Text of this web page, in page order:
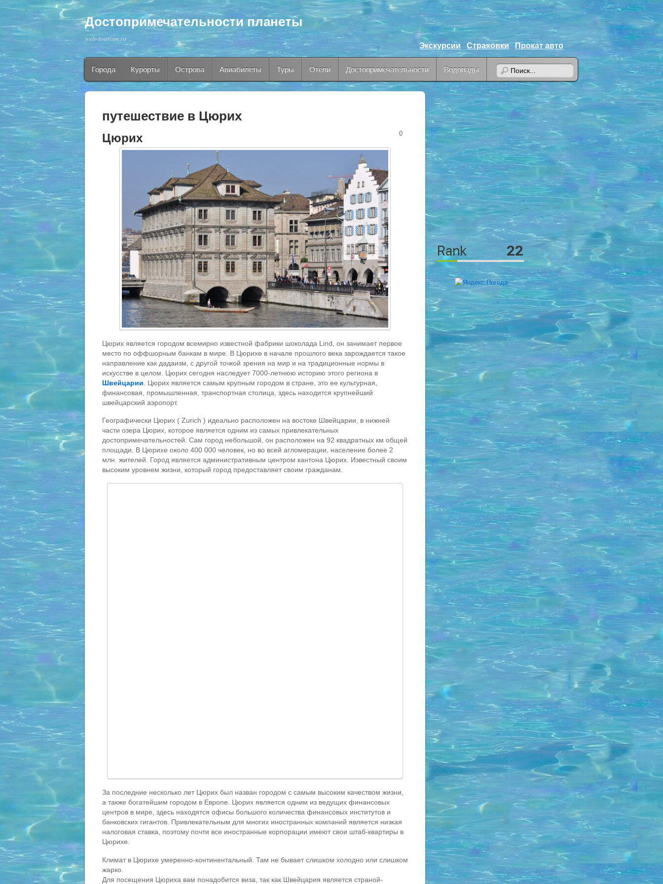
Достопримечательности планеты
web-tourism.ru
Экскурсии Страховки Прокат авто
Города Курорты Острова Авиабилеты Туры Отели Достопримечательности Водопады
путешествие в Цюрих
Цюрих
Цюрих является городом всемирно известной фабрики шоколада Lind, он занимает первое
место по оффшорным банкам в мире. В Цюрихе в начале прошлого века зарождается такое
направление как дадаизм, с другой точкой зрения на мир и на традиционные нормы в
искусстве в целом. Цюрих сегодня наследует 7000-летнюю историю этого региона в
Швейцарии . Цюрих является самым крупным городом в стране, это ее культурная,
финансовая, промышленная, транспортная столица, здесь находится крупнейший
швейцарский аэропорт.
Географически Цюрих ( Zurich ) идеально расположен на востоке Швейцарии, в нижней
части озера Цюрих, которое является одним из самых привлекательных
достопримечательностей. Сам город небольшой, он расположен на 92 квадратных км общей
площади. В Цюрихе около 400 000 человек, но во всей агломерации, население более 2
млн. жителей. Город является административным центром кантона Цюрих. Известный своим
высоким уровнем жизни, который город предоставляет своим гражданам.
За последние несколько лет Цюрих был назван городом с самым высоким качеством жизни,
а также богатейшим городом в Европе. Цюрих является одним из ведущих финансовых
центров в мире, здесь находятся офисы большого количества финансовых институтов и
банковских гигантов. Привлекательным для многих иностранных компаний является низкая
налоговая ставка, поэтому почти все иностранные корпорации имеют свои штаб-квартиры в
Цюрихе.
Климат в Цюрихе умеренно-континентальный. Там не бывает слишком холодно или слишком
жарко.
Для посещения Цюриха вам понадобится виза, так как Швейцария является страной-
0